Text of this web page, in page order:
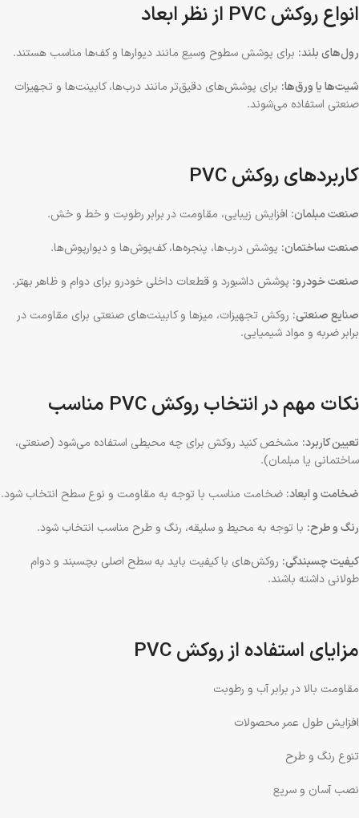
انواع روکش PVC از نظر ابعاد
رول‌های بلند: برای پوشش سطوح وسیع مانند دیوارها و کف‌ها مناسب هستند.
شیت‌ها یا ورق‌ها: برای پوشش‌های دقیق‌تر مانند درب‌ها، کابینت‌ها و تجهیزات
صنعتی استفاده می‌شوند.
کاربردهای روکش PVC
صنعت مبلمان: افزایش زیبایی، مقاومت در برابر رطوبت و خط و خش.
صنعت ساختمان: پوشش درب‌ها، پنجره‌ها، کف‌پوش‌ها و دیوارپوش‌ها.
صنعت خودرو: پوشش داشبورد و قطعات داخلی خودرو برای دوام و ظاهر بهتر.
صنایع صنعتی: روکش تجهیزات، میزها و کابینت‌های صنعتی برای مقاومت در
برابر ضربه و مواد شیمیایی.
نکات مهم در انتخاب روکش PVC مناسب
تعیین کاربرد: مشخص کنید روکش برای چه محیطی استفاده می‌شود (صنعتی،
ساختمانی یا مبلمان).
ضخامت و ابعاد: ضخامت مناسب با توجه به مقاومت و نوع سطح انتخاب شود.
رنگ و طرح: با توجه به محیط و سلیقه، رنگ و طرح مناسب انتخاب شود.
کیفیت چسبندگی: روکش‌های با کیفیت باید به سطح اصلی بچسبند و دوام
طولانی داشته باشند.
مزایای استفاده از روکش PVC
مقاومت بالا در برابر آب و رطوبت
افزایش طول عمر محصولات
تنوع رنگ و طرح
نصب آسان و سریع